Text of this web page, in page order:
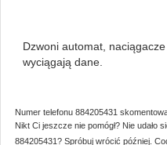
Dzwoni automat,
wyciągają dane.
Numer telefonu 884205431
Nikt Ci jeszcze nie pomógł? Nie udało
884205431? Spróbuj wrócić później.